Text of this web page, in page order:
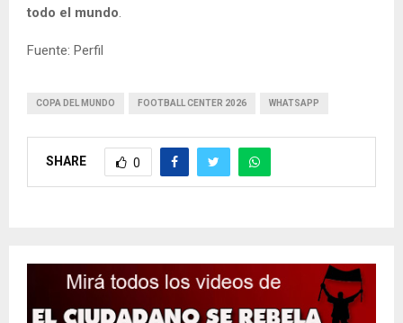
todo el mundo.
Fuente: Perfil
COPA DEL MUNDO FOOTBALL CENTER 2026 WHATSAPP
SHARE 0